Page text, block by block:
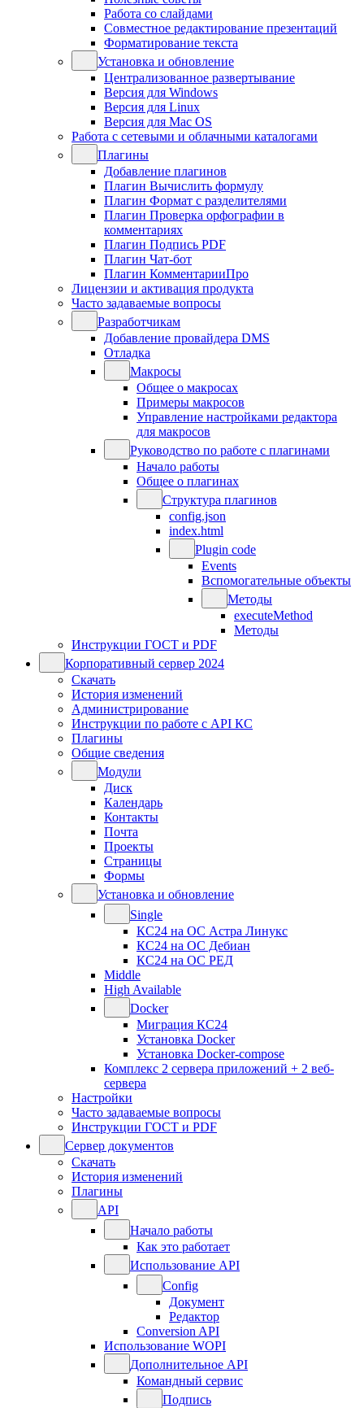
Работа со слайдами
Совместное редактирование презентаций
Форматирование текста
Установка и обновление
Централизованное развертывание
Версия для Windows
Версия для Linux
Версия для Mac OS
Работа с сетевыми и облачными каталогами
Плагины
Добавление плагинов
Плагин Вычислить формулу
Плагин Формат с разделителями
Плагин Проверка орфографии в
комментариях
Плагин Подпись PDF
Плагин Чат-бот
Плагин КомментарииПро
Лицензии и активация продукта
Часто задаваемые вопросы
Разработчикам
Добавление провайдера DMS
Отладка
Макросы
Общее о макросах
Примеры макросов
Управление настройками редактора
для макросов
Руководство по работе с плагинами
Начало работы
Общее о плагинах
Структура плагинов
config.json
index.html
Plugin code
Events
Вспомогательные объекты
Методы
executeMethod
Методы
Инструкции ГОСТ и PDF
Корпоративный сервер 2024
Скачать
История изменений
Администрирование
Инструкции по работе с API КС
Плагины
Общие сведения
Модули
Диск
Календарь
Контакты
Почта
Проекты
Страницы
Формы
Установка и обновление
Single
КС24 на ОС Астра Линукс
КС24 на ОС Дебиан
КС24 на ОС РЕД
Middle
High Available
Docker
Миграция КС24
Установка Docker
Установка Docker-compose
Комплекс 2 сервера приложений + 2 веб-
сервера
Настройки
Часто задаваемые вопросы
Инструкции ГОСТ и PDF
Сервер документов
Скачать
История изменений
Плагины
API
Начало работы
Как это работает
Использование API
Config
Документ
Редактор
Conversion API
Использование WOPI
Дополнительное API
Командный сервис
Подпись